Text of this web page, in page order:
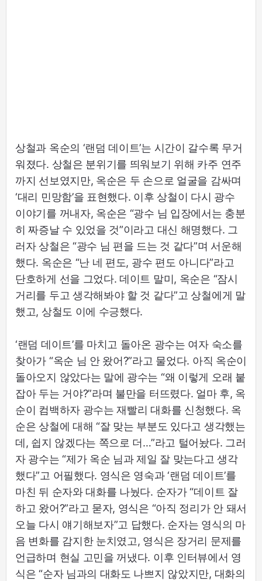
상철과 옥순의 ‘랜덤 데이트’는 시간이 갈수록 무거
워졌다. 상철은 분위기를 띄워보기 위해 카주 연주
까지 선보였지만, 옥순은 두 손으로 얼굴을 감싸며
‘대리 민망함’을 표현했다. 이후 상철이 다시 광수
이야기를 꺼내자, 옥순은 “광수 님 입장에서는 충분
히 짜증날 수 있었을 것”이라고 대신 해명했다. 그
러자 상철은 “광수 님 편을 드는 것 같다”며 서운해
했다. 옥순은 “난 네 편도, 광수 편도 아니다”라고
단호하게 선을 그었다. 데이트 말미, 옥순은 “잠시
거리를 두고 생각해봐야 할 것 같다”고 상철에게 말
했고, 상철도 이에 수긍했다.
‘랜덤 데이트’를 마치고 돌아온 광수는 여자 숙소를
찾아가 “옥순 님 안 왔어?”라고 물었다. 아직 옥순이
돌아오지 않았다는 말에 광수는 “왜 이렇게 오래 붙
잡아 두는 거야?”라며 불만을 터뜨렸다. 얼마 후, 옥
순이 컴백하자 광수는 재빨리 대화를 신청했다. 옥
순은 상철에 대해 “잘 맞는 부분도 있다고 생각했는
데, 쉽지 않겠다는 쪽으로 더…”라고 털어놨다. 그러
자 광수는 “제가 옥순 님과 제일 잘 맞는다고 생각
했다”고 어필했다. 영식은 영숙과 ‘랜덤 데이트’를
마친 뒤 순자와 대화를 나눴다. 순자가 “데이트 잘
하고 왔어?”라고 묻자, 영식은 “아직 정리가 안 돼서
오늘 다시 얘기해보자”고 답했다. 순자는 영식의 마
음 변화를 감지한 눈치였고, 영식은 장거리 문제를
언급하며 현실 고민을 꺼냈다. 이후 인터뷰에서 영
식은 “순자 님과의 대화도 나쁘지 않았지만, 대화의